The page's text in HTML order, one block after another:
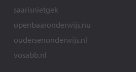
saarisnietgek
openbaaronderwijs.nu
oudersenonderwijs.nl
vosabb.nl